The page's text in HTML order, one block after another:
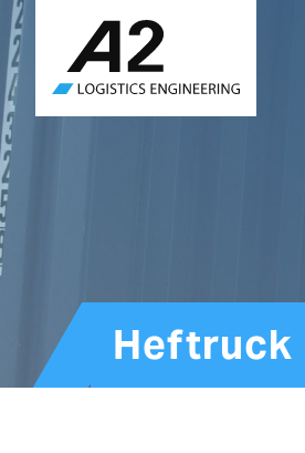
Skip
to
main
content
Heftruck